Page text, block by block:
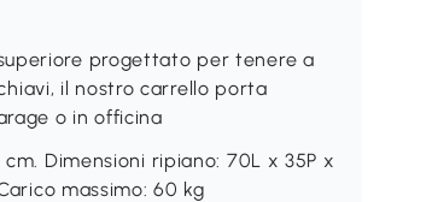
superiore progettato per tenere a
il nostro carrello porta
o in officina
Dimensioni ripiano: 70L x 35P x
massimo: 60 kg